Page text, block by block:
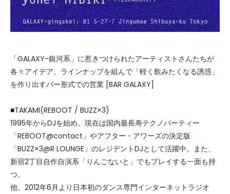
「GALAXY-銀河系」に惹きつけられたアーティストさんたちが
各々アイデア、ラインナップを組んで「軽く飲みたくなる誘惑」
を作り出すバー形式での営業 [BAR GALAXY]
■TAKAMI(REBOOT / BUZZ×3)
1995年からDJを始め、現在は国内最長寿テクノパーティー
「REBOOT@contact」やアフター・アワーズの決定版
「BUZZ×3@R LOUNGE」のレジデントDJとして活躍中。また、
新宿2丁目自作自演系「りんごないと」でもプレイする一面も持
つ。
他、2012年6月より日本初のダンス専門インターネットラジオ